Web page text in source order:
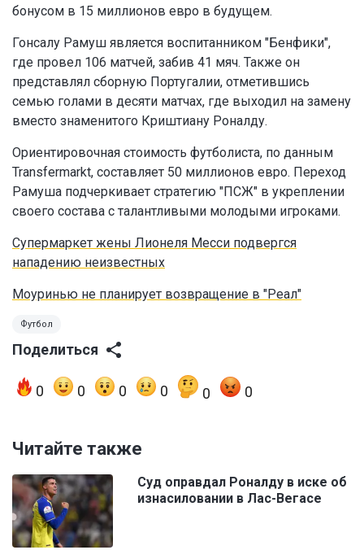
бонусом в 15 миллионов евро в будущем.
Гонсалу Рамуш является воспитанником "Бенфики",
где провел 106 матчей, забив 41 мяч. Также он
представлял сборную Португалии, отметившись
семью голами в десяти матчах, где выходил на замену
вместо знаменитого Криштиану Роналду.
Ориентировочная стоимость футболиста, по данным
Transfermarkt, составляет 50 миллионов евро. Переход
Рамуша подчеркивает стратегию "ПСЖ" в укреплении
своего состава с талантливыми молодыми игроками.
Супермаркет жены Лионеля Месси подвергся
нападению неизвестных
Моуринью не планирует возвращение в "Реал"
Футбол
Поделиться
0 0 0 0 0 0
Читайте также
Суд оправдал Роналду в иске об
изнасиловании в Лас-Вегасе